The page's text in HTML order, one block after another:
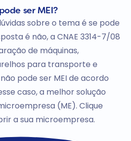
ser MEI?
sobre o tema é se pode
é não, a CNAE 3314-7/08
de máquinas,
para transporte e
pode ser MEI de acordo
caso, a melhor solução
(ME). Clique
a sua microempresa.